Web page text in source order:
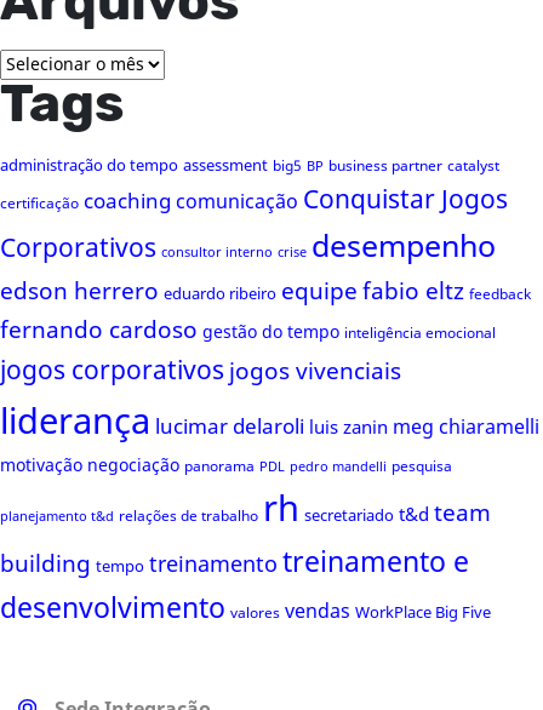
Arquivos
Tags
administração do tempo assessment big5 BP business partner catalyst
certificação coaching comunicação Conquistar Jogos
Corporativos consultor interno crise desempenho
edson herrero eduardo ribeiro equipefabio eltz feedback
fernando cardoso gestão do tempo inteligência emocional
jogos corporativos jogos vivenciais
liderança lucimar delaroli luis zanin meg chiaramelli
motivação negociação panorama PDL pedro mandelli pesquisa
planejamento t&d relações de trabalho rh secretariado t&d team
building tempo treinamentotreinamento e
desenvolvimento valores vendas WorkPlace Big Five